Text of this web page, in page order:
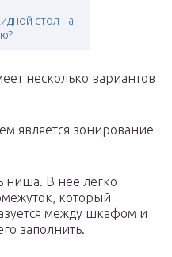
стол на
несколько вариантов
является зонирование
ниша. В нее легко
который
между шкафом и
заполнить.